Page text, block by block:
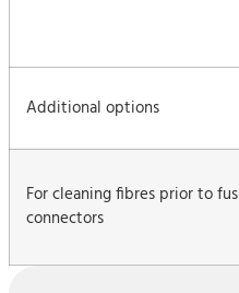
Additional options
For cleaning fibres prior to
connectors